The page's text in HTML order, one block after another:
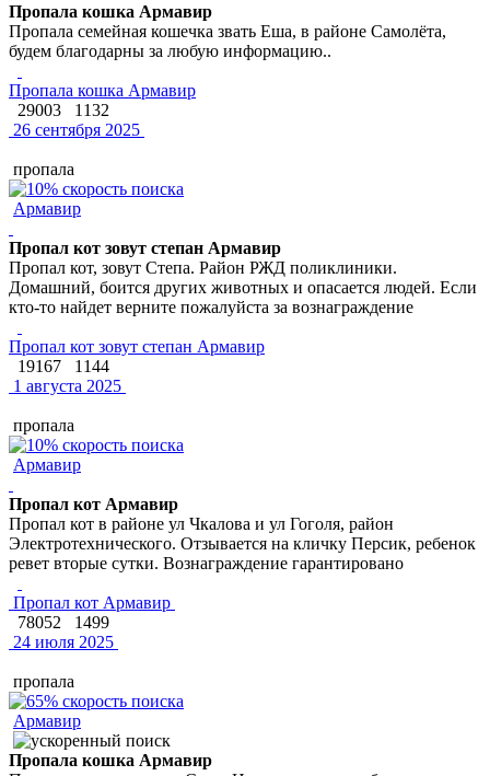
Пропала кошка Армавир
Пропала семейная кошечка звать Еша, в районе Самолёта,
будем благодарны за любую информацию..
Пропала кошка Армавир
29003
1132
26 сентября 2025
пропала
Армавир
Пропал кот зовут степан Армавир
Пропал кот, зовут Степа. Район РЖД поликлиники.
Домашний, боится других животных и опасается людей. Если
кто-то найдет верните пожалуйста за вознаграждение
Пропал кот зовут степан Армавир
19167
1144
1 августа 2025
пропала
Армавир
Пропал кот Армавир
Пропал кот в районе ул Чкалова и ул Гоголя, район
Электротехнического. Отзывается на кличку Персик, ребенок
ревет вторые сутки. Вознаграждение гарантировано
Пропал кот Армавир
78052
1499
24 июля 2025
пропала
Армавир
Пропала кошка Армавир